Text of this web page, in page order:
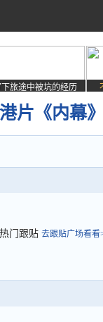
下旅途中被坑的经历
片《内幕
门跟贴 去跟贴广场看看